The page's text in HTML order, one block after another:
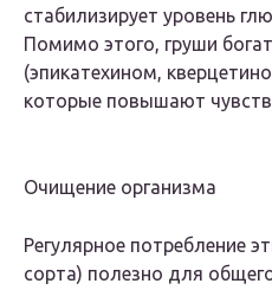
стабилизирует уровень
Помимо этого, груши
(эпикатехином,
которые повышают
Очищение организма
Регулярное потребление
сорта) полезно для